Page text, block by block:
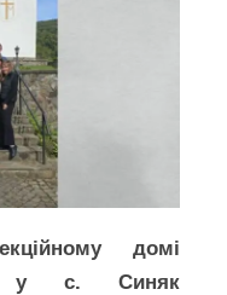
домі
у с. Синяк